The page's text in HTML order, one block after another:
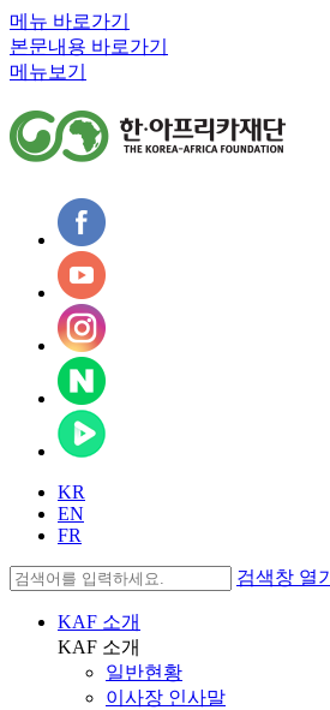
메뉴 바로가기
본문내용 바로가기
메뉴보기
KR
EN
FR
검색창 열기
KAF 소개
KAF 소개
일반현황
이사장 인사말